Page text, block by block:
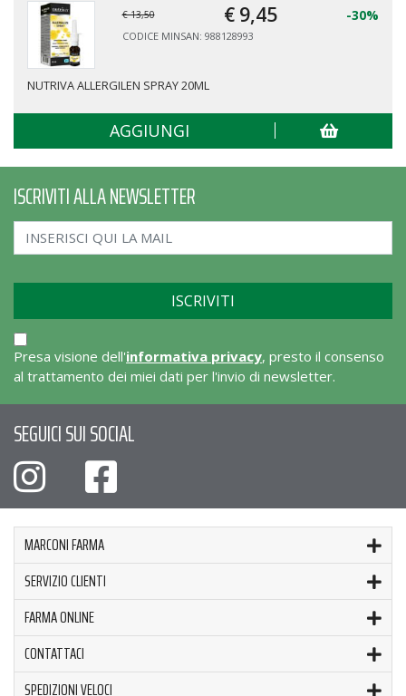
€ 13,50 € 9,45 -30%
CODICE MINSAN: 988128993
NUTRIVA ALLERGILEN SPRAY 20ML
AGGIUNGI
ISCRIVITI ALLA NEWSLETTER
Presa visione dell'informativa privacy, presto il consenso
al trattamento dei miei dati per l'invio di newsletter.
SEGUICI SUI SOCIAL
MARCONI FARMA
SERVIZIO CLIENTI
FARMA ONLINE
CONTATTACI
SPEDIZIONI VELOCI